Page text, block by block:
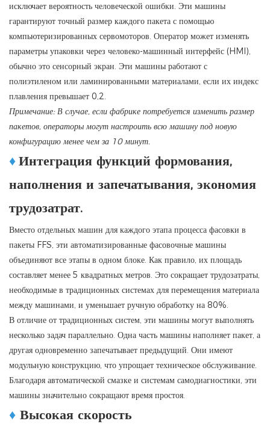
исключает вероятность человеческой ошибки. Эти машины
гарантируют точный размер каждого пакета с помощью
компьютеризированных сервомоторов. Оператор может изменять
параметры упаковки через человеко-машинный интерфейс (HMI),
обычно это сенсорный экран. Эти машины работают с
полиэтиленом или ламинированными материалами, если их индекс
плавления превышает 0,2.
Примечание: В случае, если фабрике потребуется изменить размер
пакетов, операторы могут настроить всю машину под новую
конфигурацию менее чем за 10 минут.
♦Интеграция функций формования,
наполнения и запечатывания, экономия
трудозатрат.
Вместо отдельных машин для каждого этапа процесса фасовки в
пакеты FFS, эти автоматизированные фасовочные машины
объединяют все этапы в одном блоке. Как правило, их площадь
составляет менее 5 квадратных метров. Это сокращает трудозатраты,
необходимые в традиционных системах для перемещения материала
между машинами, и уменьшает ручную обработку на 80%.
В отличие от традиционных систем, эти машины могут выполнять
несколько задач параллельно. Одна часть машины наполняет пакет, а
другая одновременно запечатывает предыдущий. Они имеют
модульную конструкцию, что упрощает техническое обслуживание.
Благодаря автоматической смазке и системам самодиагностики, эти
машины значительно сокращают время простоя.
♦ Высокая скорость